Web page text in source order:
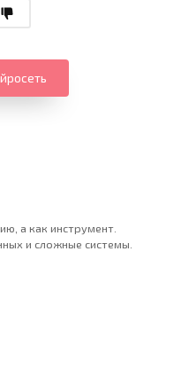
а как инструмент.
и сложные системы.